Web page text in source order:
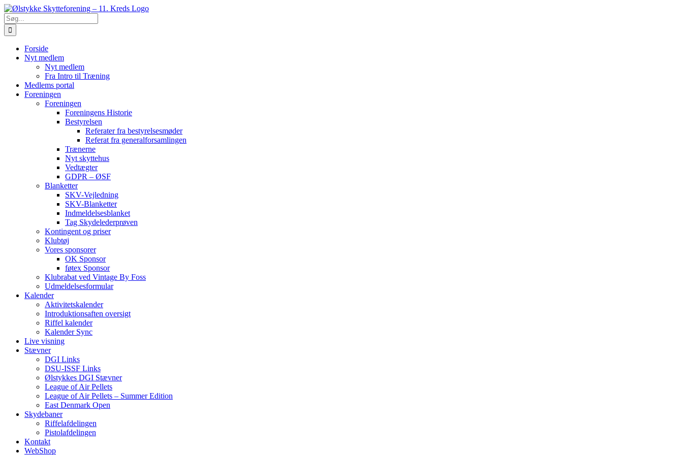
Skip
to
content
Facebook
Instagram
YouTube
Find
os
SiteMap
Søg
efter:
Forside
Nyt medlem
Nyt medlem
Fra Intro til Træning
Medlems portal
Foreningen
Foreningen
Foreningens Historie
Bestyrelsen
Referater fra bestyrelsesmøder
Referat fra generalforsamlingen
Trænerne
Nyt skyttehus
Vedtægter
GDPR – ØSF
Blanketter
SKV-Vejledning
SKV-Blanketter
Indmeldelsesblanket
Tag Skydelederprøven
Kontingent og priser
Klubtøj
Vores sponsorer
OK Sponsor
føtex Sponsor
Klubrabat ved Vintage By Foss
Udmeldelsesformular
Kalender
Aktivitetskalender
Introduktionsaften oversigt
Riffel kalender
Kalender Sync
Live visning
Stævner
DGI Links
DSU-ISSF Links
Ølstykkes DGI Stævner
League of Air Pellets
League of Air Pellets – Summer Edition
East Denmark Open
Skydebaner
Riffelafdelingen
Pistolafdelingen
Kontakt
WebShop